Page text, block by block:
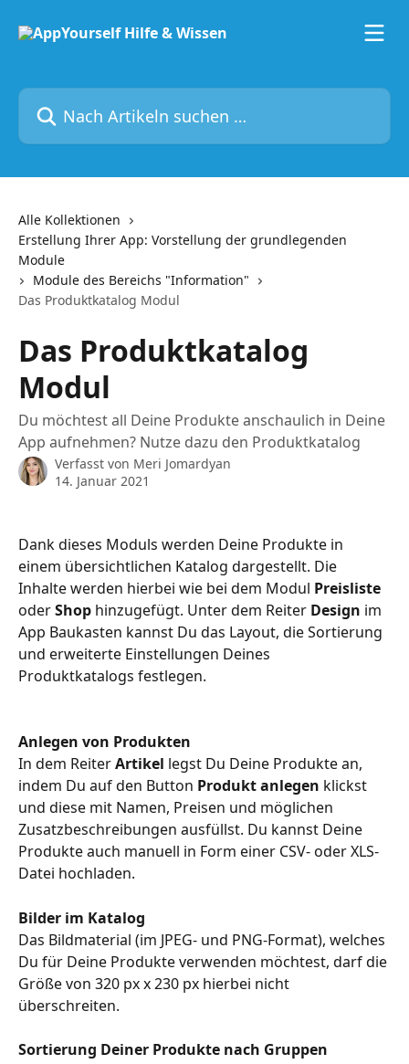
Nach Artikeln suchen …
Alle Kollektionen
Erstellung Ihrer App: Vorstellung der grundlegenden
Module
Module des Bereichs "Information"
Das Produktkatalog Modul
Das Produktkatalog
Modul
Du möchtest all Deine Produkte anschaulich in Deine
App aufnehmen? Nutze dazu den Produktkatalog
Verfasst von Meri Jomardyan
14. Januar 2021
Dank dieses Moduls werden Deine Produkte in
einem übersichtlichen Katalog dargestellt. Die
Inhalte werden hierbei wie bei dem Modul Preisliste
oder Shop hinzugefügt. Unter dem Reiter Design im
App Baukasten kannst Du das Layout, die Sortierung
und erweiterte Einstellungen Deines
Produktkatalogs festlegen.
Anlegen von Produkten
In dem Reiter Artikel legst Du Deine Produkte an,
indem Du auf den Button Produkt anlegen klickst
und diese mit Namen, Preisen und möglichen
Zusatzbeschreibungen ausfüllst. Du kannst Deine
Produkte auch manuell in Form einer CSV- oder XLS-
Datei hochladen.
Bilder im Katalog
Das Bildmaterial (im JPEG- und PNG-Format), welches
Du für Deine Produkte verwenden möchtest, darf die
Größe von 320 px x 230 px hierbei nicht
überschreiten.
Sortierung Deiner Produkte nach Gruppen